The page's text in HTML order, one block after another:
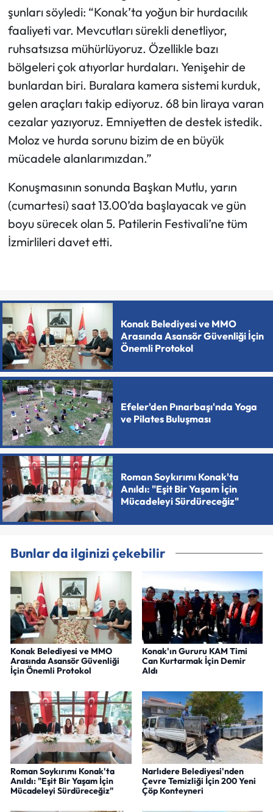
şunları söyledi: “Konak’ta yoğun bir hurdacılık
faaliyeti var. Mevcutları sürekli denetliyor,
ruhsatsızsa mühürlüyoruz. Özellikle bazı
bölgeleri çok atıyorlar hurdaları. Yenişehir de
bunlardan biri. Buralara kamera sistemi kurduk,
gelen araçları takip ediyoruz. 68 bin liraya varan
cezalar yazıyoruz. Emniyetten de destek istedik.
Moloz ve hurda sorunu bizim de en büyük
mücadele alanlarımızdan.”
Konuşmasının sonunda Başkan Mutlu, yarın
(cumartesi) saat 13.00’da başlayacak ve gün
boyu sürecek olan 5. Patilerin Festivali’ne tüm
İzmirlileri davet etti.
Konak Belediyesi ve MMO
Arasında Asansör Güvenliği İçin
Önemli Protokol
Efeler'den Pınarbaşı'nda Yoga
ve Pilates Buluşması
Roman Soykırımı Konak'ta
Anıldı: "Eşit Bir Yaşam İçin
Mücadeleyi Sürdüreceğiz"
Bunlar da ilginizi çekebilir
Konak Belediyesi ve MMO
Arasında Asansör Güvenliği
İçin Önemli Protokol
Konak'ın Gururu KAM Timi
Can Kurtarmak İçin Demir
Aldı
Roman Soykırımı Konak'ta
Anıldı: "Eşit Bir Yaşam İçin
Mücadeleyi Sürdüreceğiz"
Narlıdere Belediyesi'nden
Çevre Temizliği İçin 200 Yeni
Çöp Konteyneri